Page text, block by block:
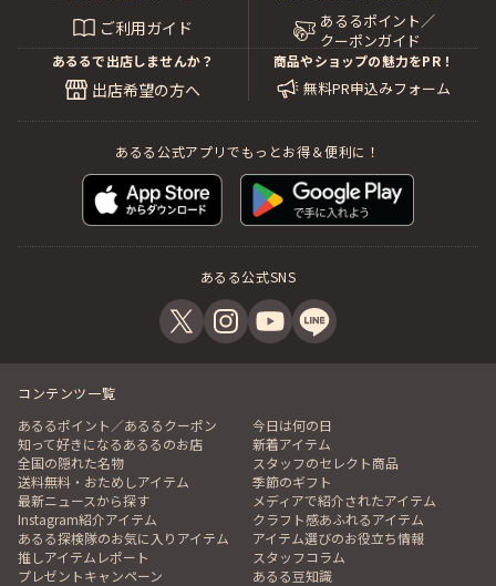
ご利用ガイド
あるるポイント／
クーポンガイド
あるるで出店しませんか？
出店希望の方へ
商品やショップの魅力をPR！
無料PR申込みフォーム
あるる公式アプリでもっとお得＆便利に！
あるる公式SNS
コンテンツ一覧
あるるポイント／あるるクーポン
今日は何の日
知って好きになるあるるのお店
新着アイテム
全国の隠れた名物
スタッフのセレクト商品
送料無料・おためしアイテム
季節のギフト
最新ニュースから探す
メディアで紹介されたアイテム
Instagram紹介アイテム
クラフト感あふれるアイテム
あるる探検隊のお気に入りアイテム
アイテム選びのお役立ち情報
推しアイテムレポート
スタッフコラム
プレゼントキャンペーン
あるる豆知識